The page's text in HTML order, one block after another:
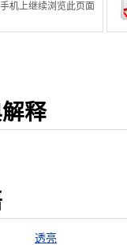
机上继续浏览此页面
释
透亮